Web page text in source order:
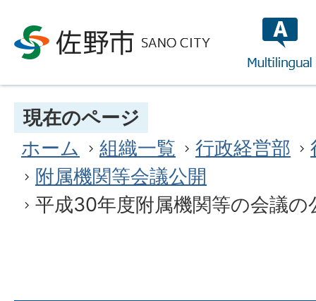
現在のページ
ホーム
組織一覧 行政経営部
附属機関等会議公開
平成30年度附属機関等の会議